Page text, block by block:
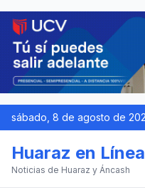
sábado, 8 de agosto de
Huaraz en Línea
Noticias de Huaraz y Áncash